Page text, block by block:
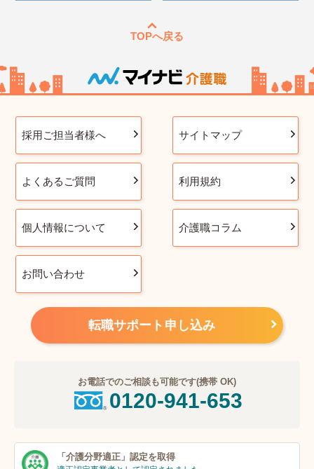
TOPへ戻る
採用ご担当者様へ サイトマップ
よくあるご質問 利用規約
個人情報について 介護職コラム
お問い合わせ
転職サポート申し込み
お電話でのご相談も可能です(携帯 OK)
0120-941-653
「介護分野適正」 認定を取得